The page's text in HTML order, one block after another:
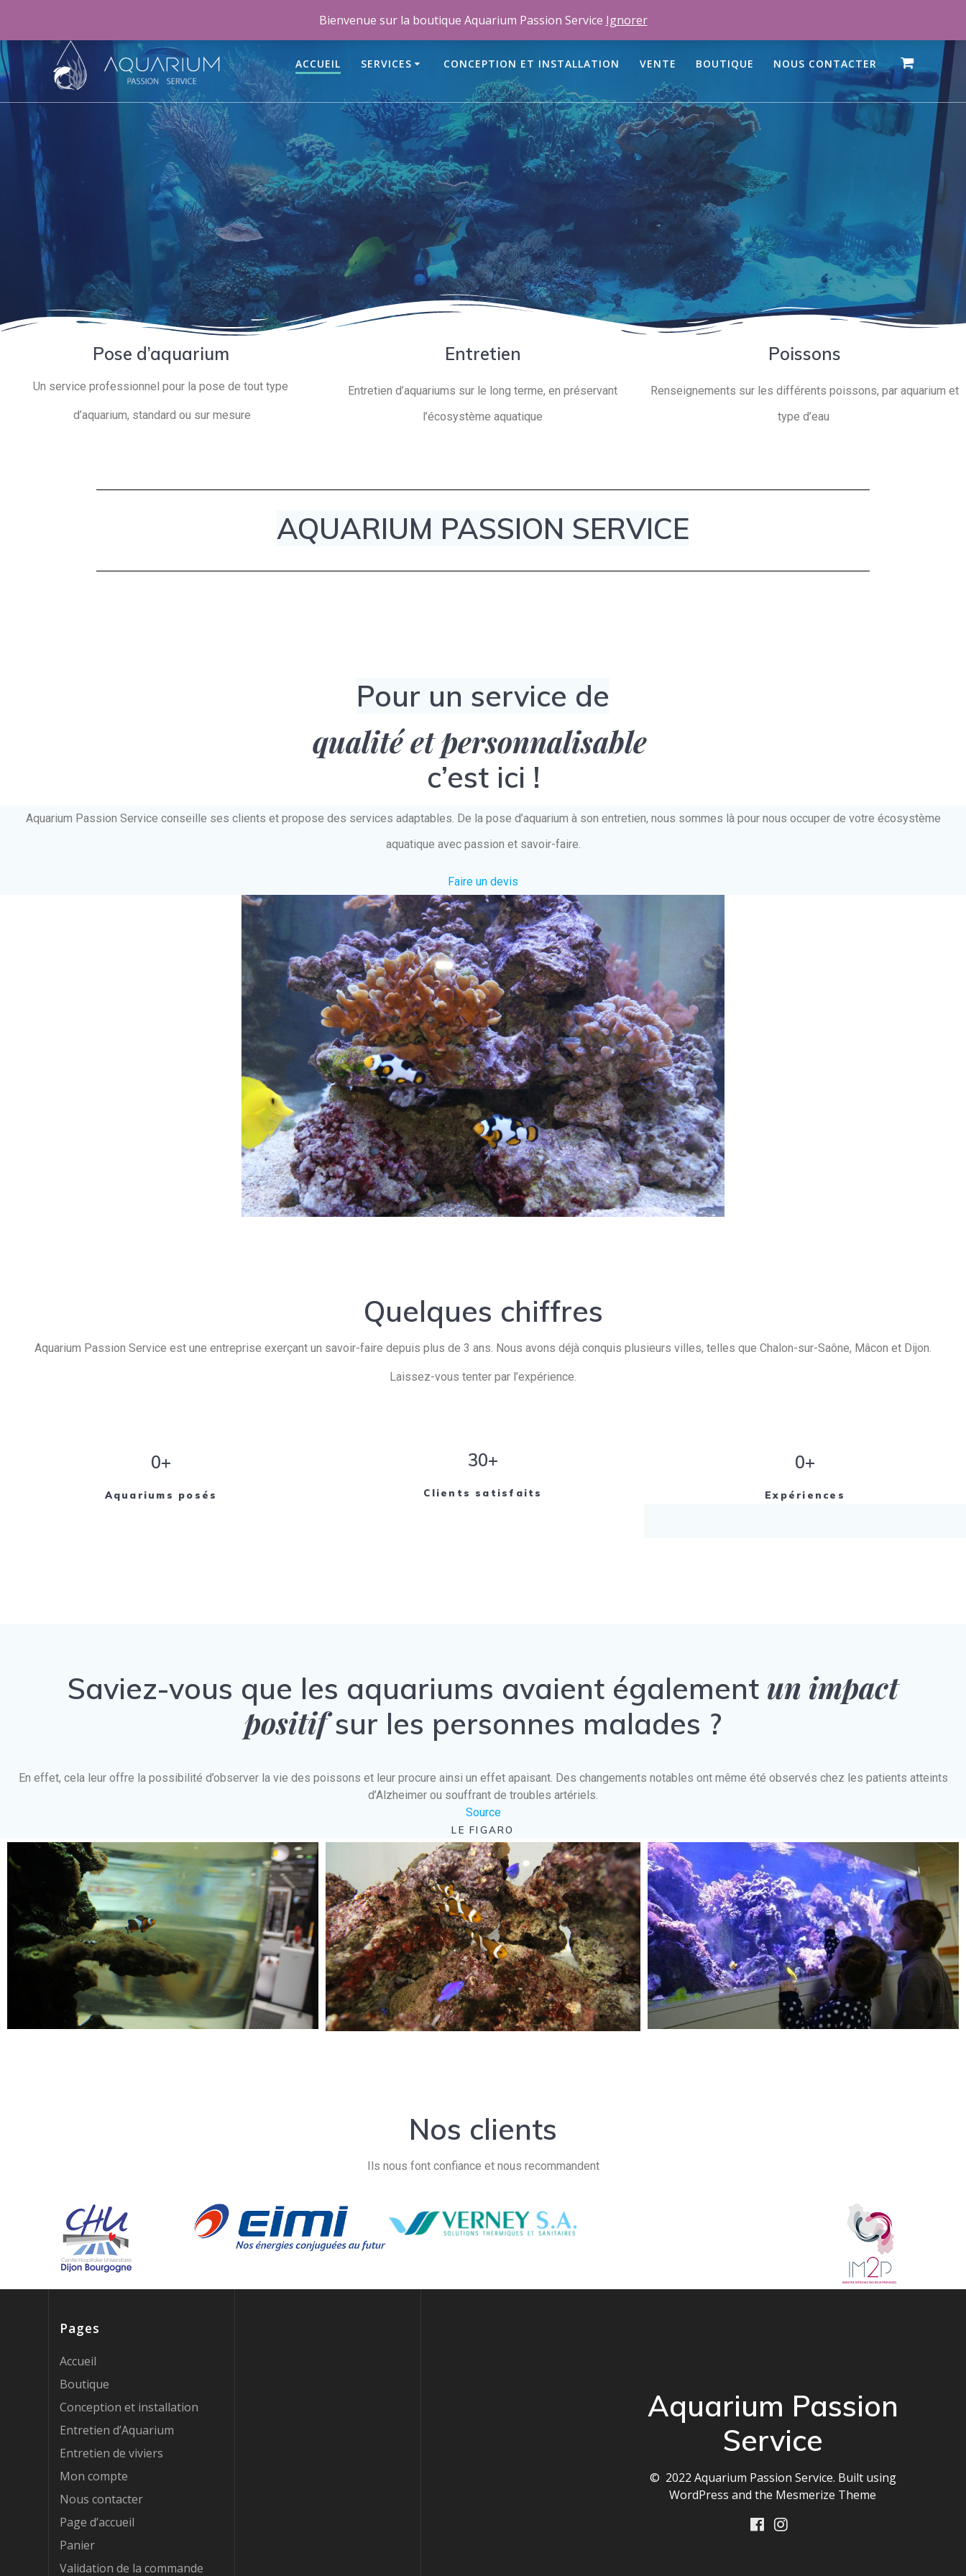
aquariumpassionservice@gmail.com
ACCUEIL SERVICES CONCEPTION ET INSTALLATION VENTE BOUTIQUE NOUS CONTACTER
Pose d’aquarium
Un service professionnel pour la pose de tout type
d’aquarium, standard ou sur mesure
Entretien
Entretien d’aquariums sur le long terme, en préservant
l’écosystème aquatique
Poissons
Renseignements sur les différents poissons, par aquarium et
type d’eau
AQUARIUM PASSION SERVICE
Pour un service de
qualité et personnalisable
c’est ici !
Aquarium Passion Service conseille ses clients et propose des services adaptables. De la pose d’aquarium à son entretien, nous sommes là pour nous occuper de votre écosystème
aquatique avec passion et savoir-faire.
Faire un devis
Quelques chiffres
Aquarium Passion Service est une entreprise exerçant un savoir-faire depuis plus de 3 ans. Nous avons déjà conquis plusieurs villes, telles que Chalon-sur-Saône, Mâcon et Dijon.
Laissez-vous tenter par l’expérience.
0+
Aquariums posés
30+
Clients satisfaits
0+
Expériences
Saviez-vous que les aquariums avaient également un impact
positifsur les personnes malades ?
En effet, cela leur offre la possibilité d’observer la vie des poissons et leur procure ainsi un effet apaisant. Des changements notables ont même été observés chez les patients atteints
d’Alzheimer ou souffrant de troubles artériels.
Source
LE FIGARO
Nos clients
Ils nous font confiance et nous recommandent
Pages
Accueil
Boutique
Conception et installation
Entretien d’Aquarium
Entretien de viviers
Mon compte
Nous contacter
Page d’accueil
Panier
Validation de la commande
Aquarium Passion
Service
© 2022 Aquarium Passion Service. Built using
WordPress and the Mesmerize Theme
Bienvenue sur la boutique Aquarium Passion Service Ignorer